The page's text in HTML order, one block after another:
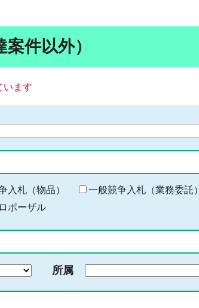
件以外）
います
入札（物品）
一般競争入札（業務委託）
ポーザル
所属